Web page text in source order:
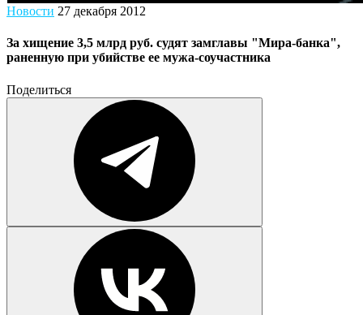
Новости 27 декабря 2012
За хищение 3,5 млрд руб. судят замглавы "Мира-банка",
раненную при убийстве ее мужа-соучастника
Поделиться